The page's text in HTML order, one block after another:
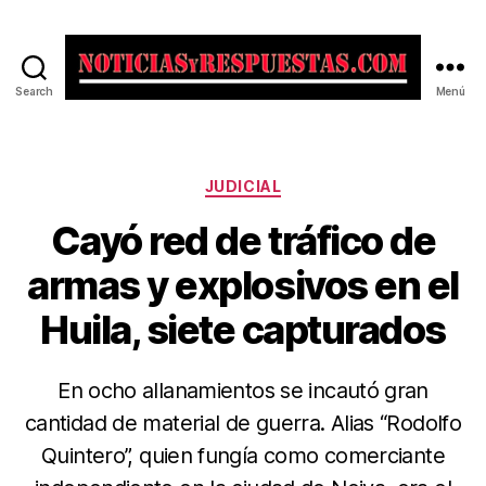
Search Menú
Categorías
JUDICIAL
Cayó red de tráfico de
armas y explosivos en el
Huila, siete capturados
En ocho allanamientos se incautó gran
cantidad de material de guerra. Alias “Rodolfo
Quintero”, quien fungía como comerciante